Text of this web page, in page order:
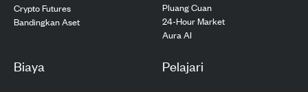
Crypto Futures
Bandingkan Aset
Pluang Cuan
24-Hour Market
Aura AI
Biaya Pelajari